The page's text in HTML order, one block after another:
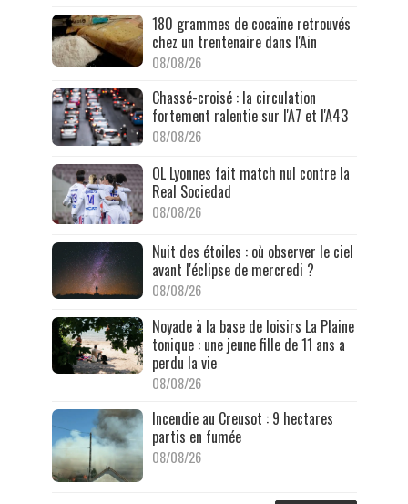
180 grammes de cocaïne retrouvés
chez un trentenaire dans l'Ain
08/08/26
Chassé-croisé : la circulation
fortement ralentie sur l'A7 et l'A43
08/08/26
OL Lyonnes fait match nul contre la
Real Sociedad
08/08/26
Nuit des étoiles : où observer le ciel
avant l'éclipse de mercredi ?
08/08/26
Noyade à la base de loisirs La Plaine
tonique : une jeune fille de 11 ans a
perdu la vie
08/08/26
Incendie au Creusot : 9 hectares
partis en fumée
08/08/26